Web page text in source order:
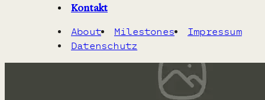
Kontakt
About Milestones
Impressum
Datenschutz